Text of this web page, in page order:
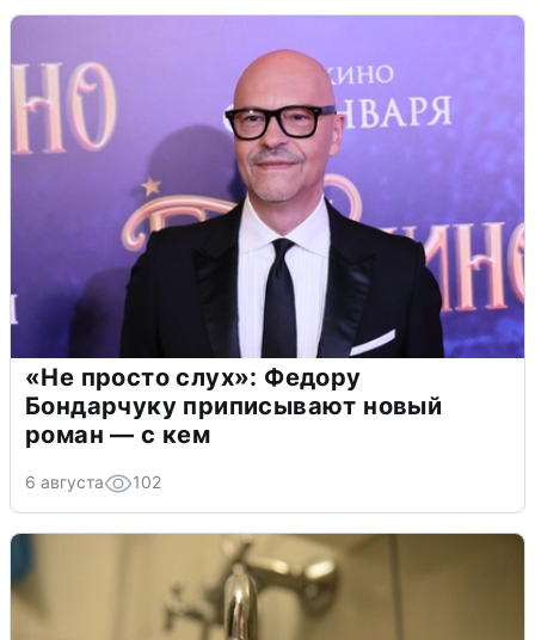
«Не просто слух»: Федору
Бондарчуку приписывают новый
роман — с кем
6 августа 102